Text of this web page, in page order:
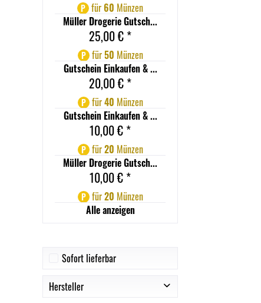
P für60 Münzen
Müller Drogerie Gutsch...
25,00 € *
P für50 Münzen
Gutschein Einkaufen & ...
20,00 € *
P für40 Münzen
Gutschein Einkaufen & ...
10,00 € *
P für20 Münzen
Müller Drogerie Gutsch...
10,00 € *
P für20 Münzen
Alle anzeigen
Sofort lieferbar
Hersteller